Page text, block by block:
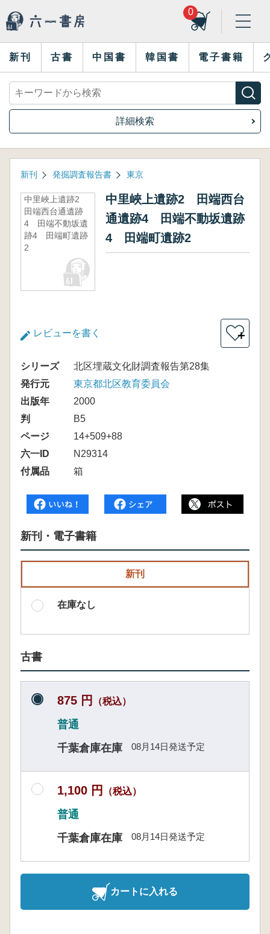
0
新刊 古書 中国書 韓国書 電子書籍
詳細検索
新刊 発掘調査報告書 東京
中里峽上遺跡2
田端西台通遺跡
4 田端不動坂遺
跡4 田端町遺跡
2
中里峽上遺跡2 田端西台
通遺跡4 田端不動坂遺跡
4 田端町遺跡2
レビューを書く ＋
シリーズ
北区埋蔵文化財調査報告第28集
発行元
東京都北区教育委員会
出版年
2000
判
B5
ページ
14+509+88
六一ID
N29314
付属品
箱
新刊・電子書籍
新刊
在庫なし
古書
875 円 （税込）
普通
千葉倉庫在庫
08月14日発送予定
1,100 円 （税込）
普通
千葉倉庫在庫
08月14日発送予定
カートに入れる